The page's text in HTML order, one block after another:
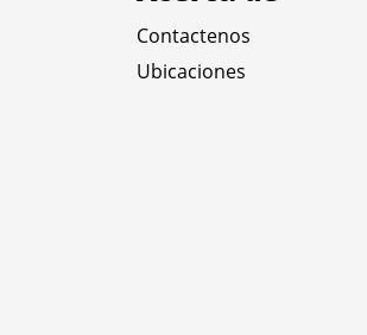
Contactenos
Ubicaciones